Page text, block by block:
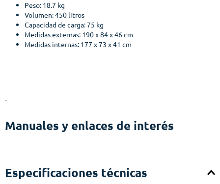
Peso: 18.7 kg
Volumen: 450 litros
Capacidad de carga: 75 kg
Medidas externas: 190 x 84 x 46 cm
Medidas internas: 177 x 73 x 41 cm
-
Manuales y enlaces de interés
Especificaciones técnicas